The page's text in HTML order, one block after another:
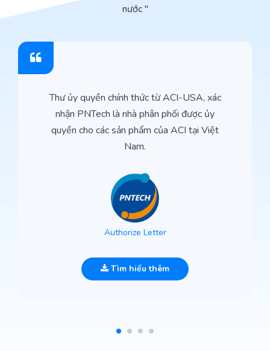
nước "
Thư ủy quyền chính thức từ ACI-USA, xác
nhận PNTech là nhà phân phối được ủy
quyền cho các sản phẩm của ACI tại Việt
Nam.
Authorize Letter
Tìm hiểu thêm